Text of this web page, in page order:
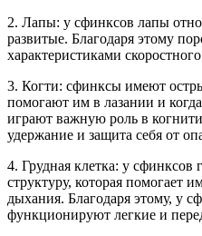
2. Лапы: у сфинксов лапы
развитые. Благодаря этому
характеристиками
3. Когти: сфинксы имеют
помогают им в лазании и
играют важную роль в
удержание и защита себя от
4. Грудная клетка: у сфинксов
структуру, которая помогает
дыхания. Благодаря этому, у
функционируют легкие и